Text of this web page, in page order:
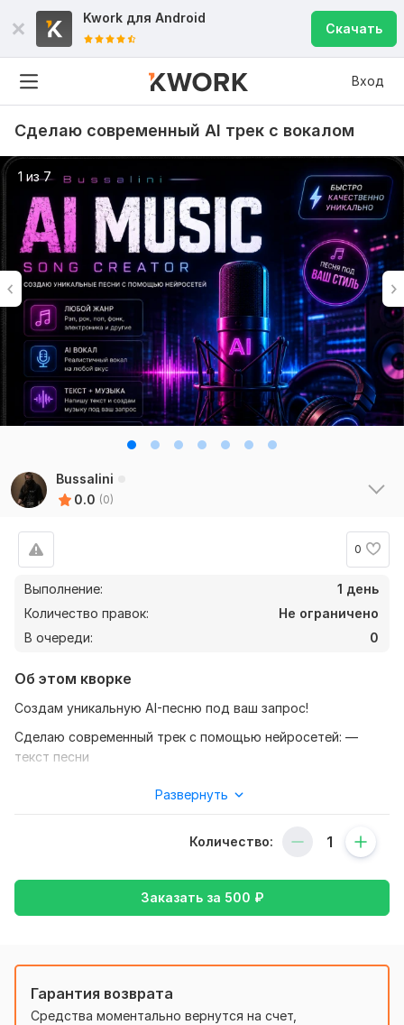
Kwork для Android
Скачать
Вход
Сделаю современный AI трек с вокалом
1 из 7
Bussalini
0.0 (0)
0
Выполнение:
1 день
Количество правок:
Не ограничено
В очереди:
0
Об этом кворке
Создам уникальную AI-песню под ваш запрос!
Сделаю современный трек с помощью нейросетей: —
текст песни
— атмосфера и стиль под ваш вкус
cyberpunk
folk
Развернуть
Количество:
Заказать за 500 ₽
Гарантия возврата
Средства моментально вернутся на счет,